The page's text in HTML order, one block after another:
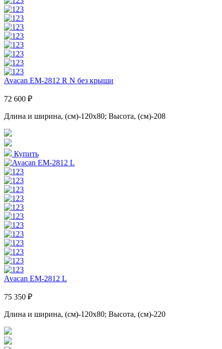
Avacan EM-2812 R N без крыши
72 600 ₽
Длина и ширина, (см)-120x80; Высота, (см)-208
Купить
Avacan EM-2812 L
75 350 ₽
Длина и ширина, (см)-120x80; Высота, (см)-220